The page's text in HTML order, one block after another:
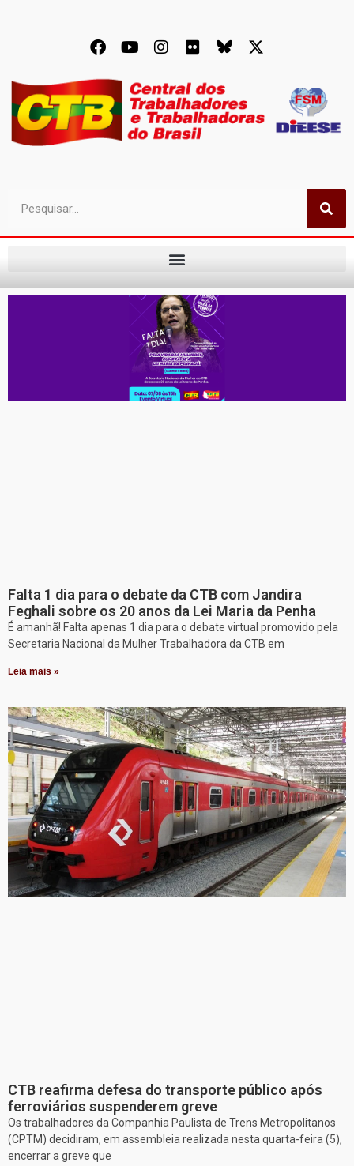
Falta 1 dia para o debate da CTB com Jandira
Feghali sobre os 20 anos da Lei Maria da Penha
É amanhã! Falta apenas 1 dia para o debate virtual promovido pela
Secretaria Nacional da Mulher Trabalhadora da CTB em
Leia mais »
CTB reafirma defesa do transporte público após
ferroviários suspenderem greve
Os trabalhadores da Companhia Paulista de Trens Metropolitanos
(CPTM) decidiram, em assembleia realizada nesta quarta-feira (5),
encerrar a greve que